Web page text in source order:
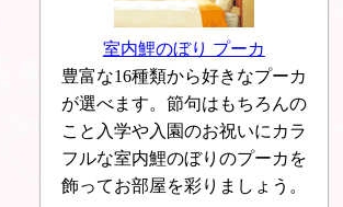
室内鯉のぼり プーカ
豊富な16種類から好きなプーカ
が選べます。節句はもちろんの
こと入学や入園のお祝いにカラ
フルな室内鯉のぼりのプーカを
飾ってお部屋を彩りましょう。